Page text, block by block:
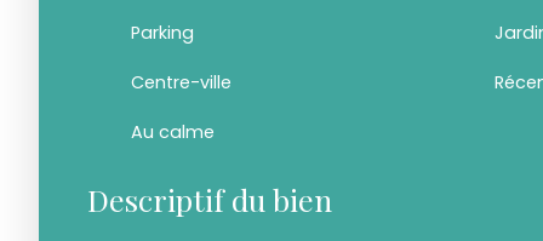
Parking
Centre-ville
Au calme
Descriptif du bien